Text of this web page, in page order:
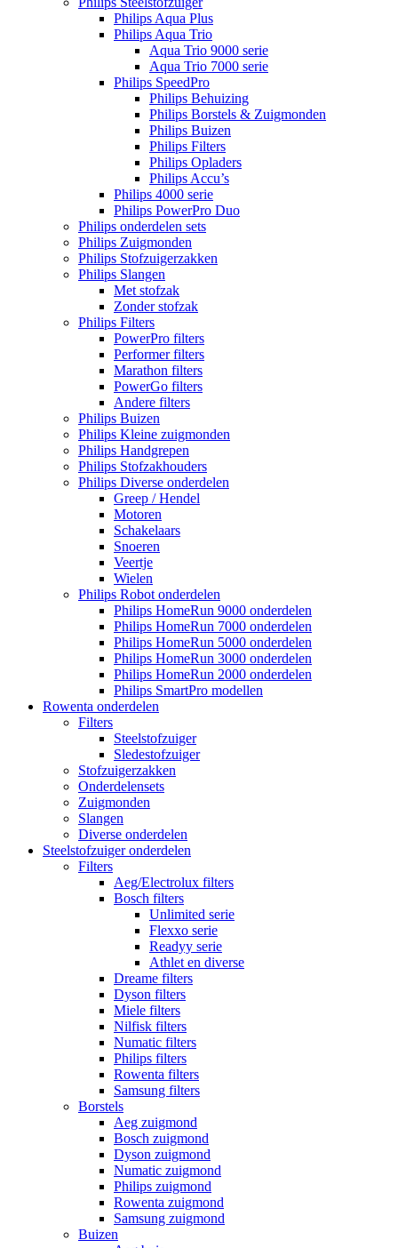
Philips Aqua Plus
Philips Aqua Trio
Aqua Trio 9000 serie
Aqua Trio 7000 serie
Philips SpeedPro
Philips Behuizing
Philips Borstels & Zuigmonden
Philips Buizen
Philips Filters
Philips Opladers
Philips Accu’s
Philips 4000 serie
Philips PowerPro Duo
Philips onderdelen sets
Philips Zuigmonden
Philips Stofzuigerzakken
Philips Slangen
Met stofzak
Zonder stofzak
Philips Filters
PowerPro filters
Performer filters
Marathon filters
PowerGo filters
Andere filters
Philips Buizen
Philips Kleine zuigmonden
Philips Handgrepen
Philips Stofzakhouders
Philips Diverse onderdelen
Greep / Hendel
Motoren
Schakelaars
Snoeren
Veertje
Wielen
Philips Robot onderdelen
Philips HomeRun 9000 onderdelen
Philips HomeRun 7000 onderdelen
Philips HomeRun 5000 onderdelen
Philips HomeRun 3000 onderdelen
Philips HomeRun 2000 onderdelen
Philips SmartPro modellen
Rowenta onderdelen
Filters
Steelstofzuiger
Sledestofzuiger
Stofzuigerzakken
Onderdelensets
Zuigmonden
Slangen
Diverse onderdelen
Steelstofzuiger onderdelen
Filters
Aeg/Electrolux filters
Bosch filters
Unlimited serie
Flexxo serie
Readyy serie
Athlet en diverse
Dreame filters
Dyson filters
Miele filters
Nilfisk filters
Numatic filters
Philips filters
Rowenta filters
Samsung filters
Borstels
Aeg zuigmond
Bosch zuigmond
Dyson zuigmond
Numatic zuigmond
Philips zuigmond
Rowenta zuigmond
Samsung zuigmond
Buizen